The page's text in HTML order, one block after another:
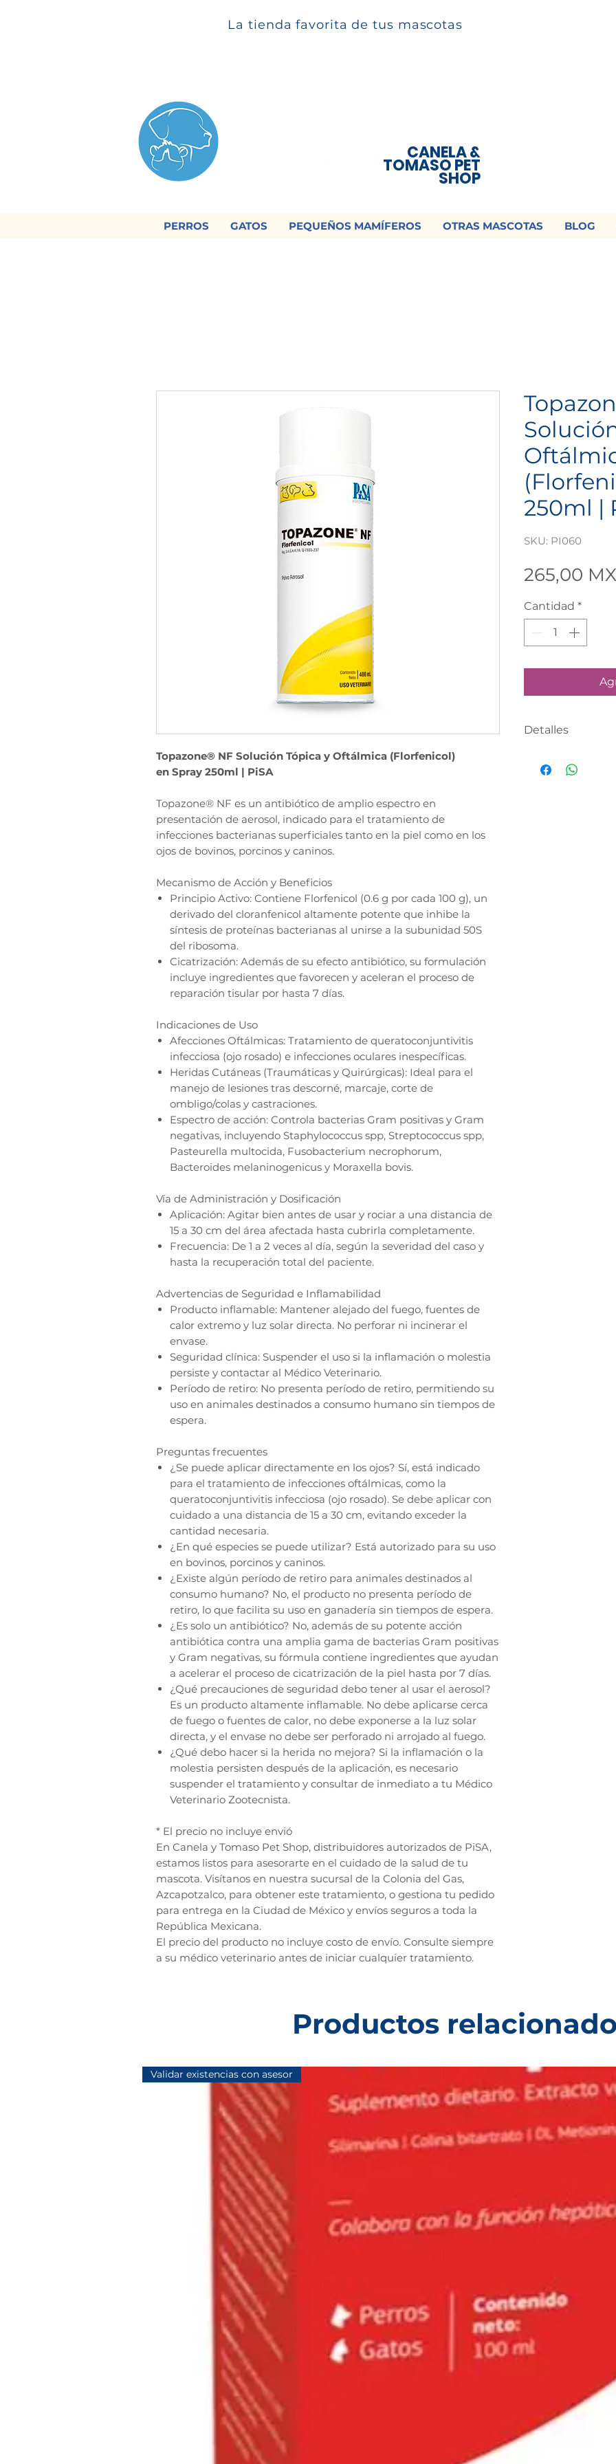
La tienda favorita de tus mascotas
CANELA &
TOMASO PET
SHOP
PERROS GATOS PEQUEÑOS MAMÍFEROS OTRAS MASCOTAS BLOG
Topazone® NF Solución Tópica y Oftálmica (Florfenicol)
en Spray 250ml | PiSA
Topazone® NF es un antibiótico de amplio espectro en
presentación de aerosol, indicado para el tratamiento de
infecciones bacterianas superficiales tanto en la piel como en los
ojos de bovinos, porcinos y caninos.
Mecanismo de Acción y Beneficios
Principio Activo: Contiene Florfenicol (0.6 g por cada 100 g), un
derivado del cloranfenicol altamente potente que inhibe la
síntesis de proteínas bacterianas al unirse a la subunidad 50S
del ribosoma.
Cicatrización: Además de su efecto antibiótico, su formulación
incluye ingredientes que favorecen y aceleran el proceso de
reparación tisular por hasta 7 días.
Indicaciones de Uso
Afecciones Oftálmicas: Tratamiento de queratoconjuntivitis
infecciosa (ojo rosado) e infecciones oculares inespecíficas.
Heridas Cutáneas (Traumáticas y Quirúrgicas): Ideal para el
manejo de lesiones tras descorné, marcaje, corte de
ombligo/colas y castraciones.
Espectro de acción: Controla bacterias Gram positivas y Gram
negativas, incluyendo Staphylococcus spp, Streptococcus spp,
Pasteurella multocida, Fusobacterium necrophorum,
Bacteroides melaninogenicus y Moraxella bovis.
Vía de Administración y Dosificación
Aplicación: Agitar bien antes de usar y rociar a una distancia de
15 a 30 cm del área afectada hasta cubrirla completamente.
Frecuencia: De 1 a 2 veces al día, según la severidad del caso y
hasta la recuperación total del paciente.
Advertencias de Seguridad e Inflamabilidad
Producto inflamable: Mantener alejado del fuego, fuentes de
calor extremo y luz solar directa. No perforar ni incinerar el
envase.
Seguridad clínica: Suspender el uso si la inflamación o molestia
persiste y contactar al Médico Veterinario.
Período de retiro: No presenta período de retiro, permitiendo su
uso en animales destinados a consumo humano sin tiempos de
espera.
Preguntas frecuentes
¿Se puede aplicar directamente en los ojos? Sí, está indicado
para el tratamiento de infecciones oftálmicas, como la
queratoconjuntivitis infecciosa (ojo rosado). Se debe aplicar con
cuidado a una distancia de 15 a 30 cm, evitando exceder la
cantidad necesaria.
¿En qué especies se puede utilizar? Está autorizado para su uso
en bovinos, porcinos y caninos.
¿Existe algún período de retiro para animales destinados al
consumo humano? No, el producto no presenta período de
retiro, lo que facilita su uso en ganadería sin tiempos de espera.
¿Es solo un antibiótico? No, además de su potente acción
antibiótica contra una amplia gama de bacterias Gram positivas
y Gram negativas, su fórmula contiene ingredientes que ayudan
a acelerar el proceso de cicatrización de la piel hasta por 7 días.
¿Qué precauciones de seguridad debo tener al usar el aerosol?
Es un producto altamente inflamable. No debe aplicarse cerca
de fuego o fuentes de calor, no debe exponerse a la luz solar
directa, y el envase no debe ser perforado ni arrojado al fuego.
¿Qué debo hacer si la herida no mejora? Si la inflamación o la
molestia persisten después de la aplicación, es necesario
suspender el tratamiento y consultar de inmediato a tu Médico
Veterinario Zootecnista.
* El precio no incluye envió
En Canela y Tomaso Pet Shop, distribuidores autorizados de PiSA,
estamos listos para asesorarte en el cuidado de la salud de tu
mascota. Visítanos en nuestra sucursal de la Colonia del Gas,
Azcapotzalco, para obtener este tratamiento, o gestiona tu pedido
para entrega en la Ciudad de México y envíos seguros a toda la
República Mexicana.
El precio del producto no incluye costo de envío. Consulte siempre
a su médico veterinario antes de iniciar cualquier tratamiento.
250ml |
SKU: PI060
265,00
Cantidad *
Detalles
DÍA HÁBIL
Productos
Validar existencias con asesor